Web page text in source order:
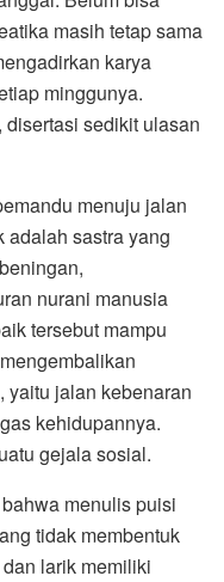
masih tetap sama
karya
minggunya.
sedikit ulasan
menuju jalan
adalah sastra yang
nurani manusia
tersebut mampu
yaitu jalan kebenaran
kehidupannya.
gejala sosial.
menulis puisi
tidak membentuk
larik memiliki